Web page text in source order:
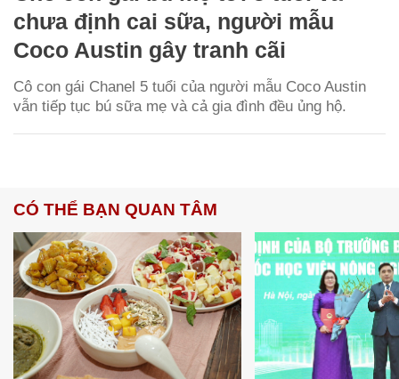
chưa định cai sữa, người mẫu
Coco Austin gây tranh cãi
Cô con gái Chanel 5 tuổi của người mẫu Coco Austin
vẫn tiếp tục bú sữa mẹ và cả gia đình đều ủng hộ.
CÓ THỂ BẠN QUAN TÂM